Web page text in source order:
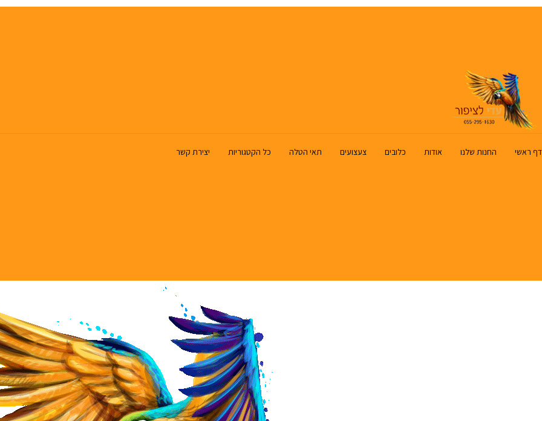
דף ראשי החנות שלנו אודות כלובים צעצועים תאי הטלה כל הקטגוריות יצירת קשר